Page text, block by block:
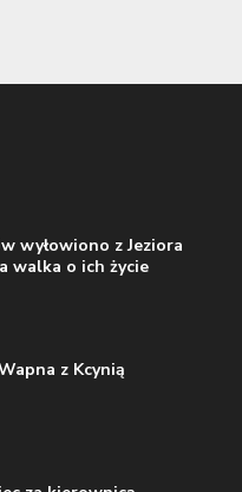
wyłowiono z Jeziora
walka o ich życie
z Kcynią